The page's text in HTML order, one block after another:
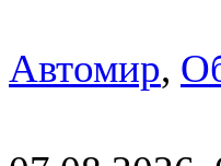
Автомир,